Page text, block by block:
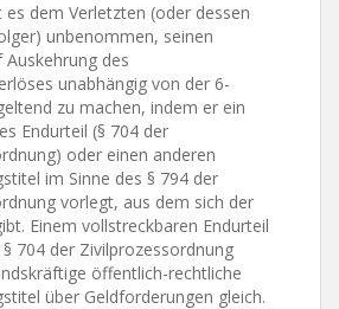
es dem Verletzten (oder dessen
unbenommen, seinen
des
unabhängig von der 6-
zu machen, indem er ein
Endurteil (§ 704 der
oder einen anderen
im Sinne des § 794 der
vorlegt, aus dem sich der
Einem vollstreckbaren Endurteil
704 der Zivilprozessordnung
öffentlich-rechtliche
über Geldforderungen gleich.